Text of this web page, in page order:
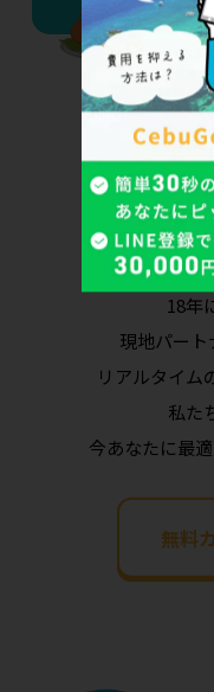
カウン
18年
現地パー
リアルタイム
私た
今あなたに最
無料